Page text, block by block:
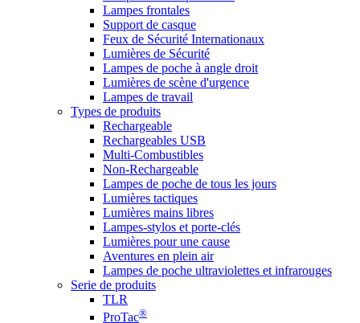
Lampes frontales
Support de casque
Feux de Sécurité Internationaux
Lumières de Sécurité
Lampes de poche à angle droit
Lumières de scène d'urgence
Lampes de travail
Types de produits
Rechargeable
Rechargeables USB
Multi-Combustibles
Non-Rechargeable
Lampes de poche de tous les jours
Lumières tactiques
Lumières mains libres
Lampes-stylos et porte-clés
Lumières pour une cause
Aventures en plein air
Lampes de poche ultraviolettes et infrarouges
Serie de produits
TLR
ProTac®